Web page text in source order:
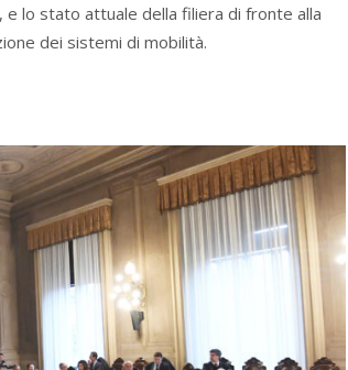
lo stato attuale della filiera di fronte alla
dei sistemi di mobilità.